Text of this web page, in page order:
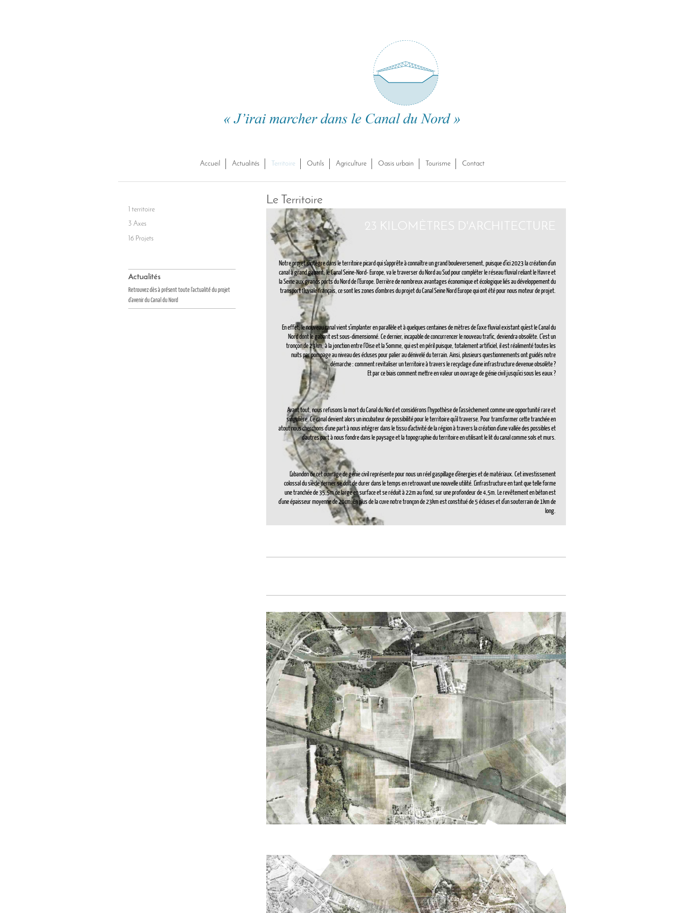
Accueil Actualités Territoire Outils Agriculture Oasis urbain Tourisme Contact
Le Territoire
23 KILOMÈTRES D'ARCHITECTURE
Notre projet s’intègre dans le territoire picard qui s’apprête à connaître un grand bouleversement, puisque d’ici 2023 la création d’un
canal à grand gabarit, le Canal Seine-Nord- Europe, va le traverser du Nord au Sud pour compléter le réseau fluvial reliant le Havre et
la Seine aux grands ports du Nord de l’Europe. Derrière de nombreux avantages économique et écologique liés au développement du
transport fluviale français, ce sont les zones d’ombres du projet du Canal Seine Nord Europe qui ont été pour nous moteur de projet.
En effet, le nouveau canal vient s’implanter en parallèle et à quelques centaines de mètres de l’axe fluvial existant qu’est le Canal du
Nord dont le gabarit est sous-dimensionné. Ce dernier, incapable de concurrencer le nouveau trafic, deviendra obsolète. C’est un
tronçon de 23km, à la jonction entre l’Oise et la Somme, qui est en péril puisque, totalement artificiel, il est réalimenté toutes les
nuits par pompage au niveau des écluses pour palier au dénivelé du terrain. Ainsi, plusieurs questionnements ont guidés notre
démarche : comment revitaliser un territoire à travers le recyclage d’une infrastructure devenue obsolète ?
Et par ce biais comment mettre en valeur un ouvrage de génie civil jusqu’ici sous les eaux ?
Avant tout, nous refusons la mort du Canal du Nord et considérons l'hypothèse de l'assèchement comme une opportunité rare et
singulière. Ce canal devient alors un incubateur de possibilité pour le territoire qu’il traverse. Pour transformer cette tranchée en
atout nous cherchons d’une part à nous intégrer dans le tissu d’activité de la région à travers la création d’une vallée des possibles et
d’autres part à nous fondre dans le paysage et la topographie du territoire en utilisant le lit du canal comme sols et murs.
L’abandon de cet ouvrage de génie civil représente pour nous un réel gaspillage d’énergies et de matériaux. Cet investissement
colossal du siècle dernier se doit de durer dans le temps en retrouvant une nouvelle utilité. L’infrastructure en tant que telle forme
une tranchée de 35,5m de large en surface et se réduit à 22m au fond, sur une profondeur de 4,5m. Le revêtement en béton est
d’une épaisseur moyenne de 20cm. En plus de la cuve notre tronçon de 23km est constitué de 5 écluses et d’un souterrain de 1km de
long.
1 territoire
3 Axes
16 Projets
Actualités
Retrouvez dès à présent toute l'actualité du projet
d'avenir du Canal du Nord